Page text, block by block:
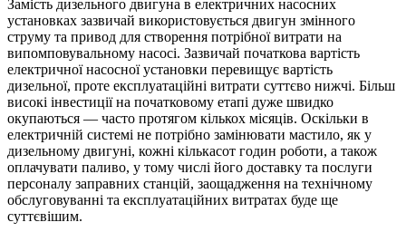
Замість дизельного двигуна в електричних насосних
установках зазвичай використовується двигун змінного
струму та привод для створення потрібної витрати на
випомповувальному насосі. Зазвичай початкова вартість
електричної насосної установки перевищує вартість
дизельної, проте експлуатаційні витрати суттєво нижчі. Більш
високі інвестиції на початковому етапі дуже швидко
окупаються — часто протягом кількох місяців. Оскільки в
електричній системі не потрібно замінювати мастило, як у
дизельному двигуні, кожні кількасот годин роботи, а також
оплачувати паливо, у тому числі його доставку та послуги
персоналу заправних станцій, заощадження на технічному
обслуговуванні та експлуатаційних витратах буде ще
суттєвішим.